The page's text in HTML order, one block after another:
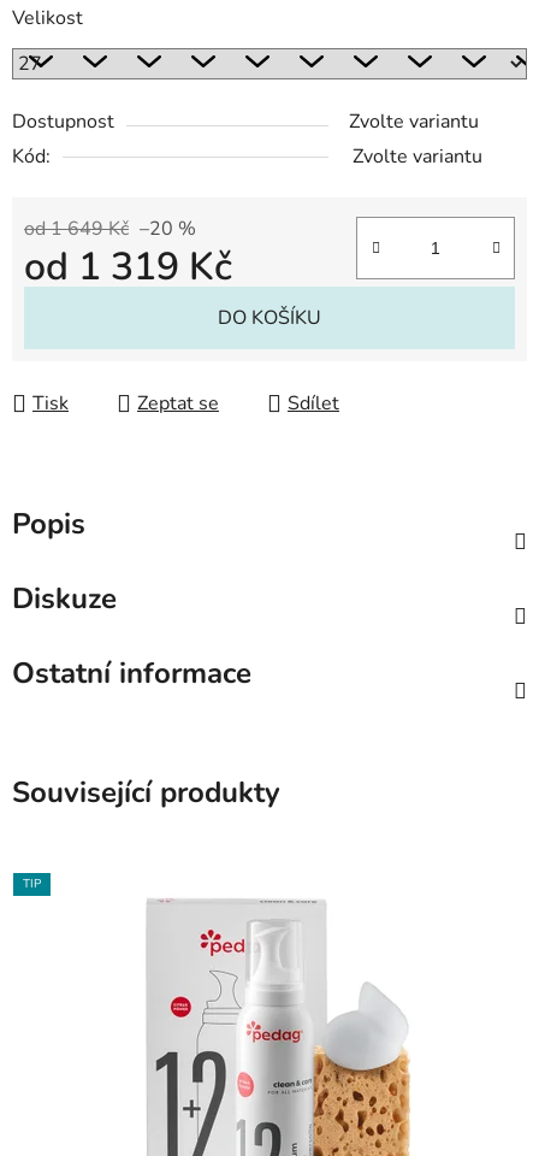
Velikost
Dostupnost
Zvolte variantu
Kód:
Zvolte variantu
od 1 649 Kč –20 %
od 1 319 Kč
DO KOŠÍKU
Tisk Zeptat se Sdílet
Popis
Diskuze
Ostatní informace
Související produkty
TIP